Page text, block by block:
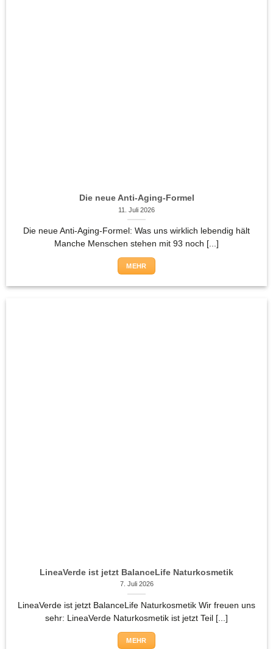
Die neue Anti-Aging-Formel
11. Juli 2026
Die neue Anti-Aging-Formel: Was uns wirklich lebendig hält
Manche Menschen stehen mit 93 noch [...]
MEHR
LineaVerde ist jetzt BalanceLife Naturkosmetik
7. Juli 2026
LineaVerde ist jetzt BalanceLife Naturkosmetik Wir freuen uns
sehr: LineaVerde Naturkosmetik ist jetzt Teil [...]
MEHR